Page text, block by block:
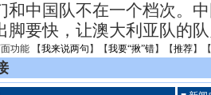
和中国队不在一个档次。
脚要快，让澳大利亚队的
功能 【我来说两句 】【我要“揪”错】【推荐】